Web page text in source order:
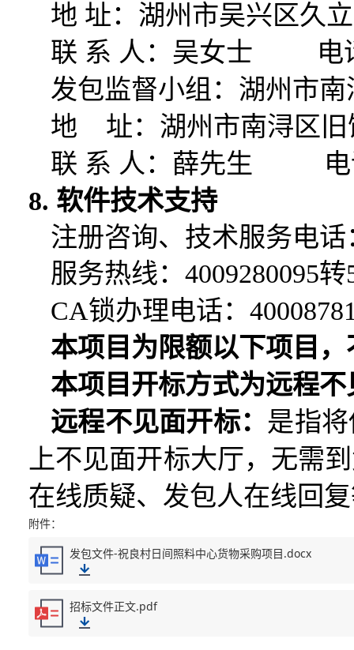
地 址： 湖州市吴兴区久
联 系 人： 吴女士
电
发包监督小组：湖州市南
地
址：湖州市南浔区
联 系 人： 薛先生
8. 软件技术支持
注册咨询、技术服务电话
服务热线： 4009280095转
CA锁办理电话：
本项目为限额以下项目
本项目开标方式为远程
远程不见面开标： 是指
上不见面开标大厅，无需
在线质疑、发包人在线回
附件：
发包文件-祝良村日间照料中心货物采购项目.docx
招标文件正文.pdf